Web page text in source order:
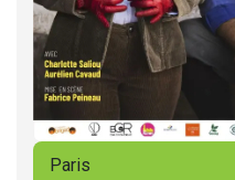
Paris